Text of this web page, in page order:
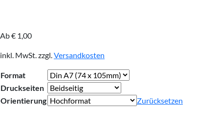
Ab€ 1,00
inkl. MwSt.zzgl.Versandkosten
Format
Druckseiten
Orientierung
Zurücksetzen